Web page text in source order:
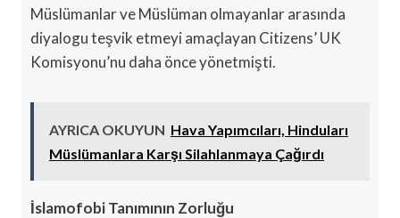
Müslümanlar ve Müslüman olmayanlar arasında
diyalogu teşvik etmeyi amaçlayan Citizens’ UK
Komisyonu’nu daha önce yönetmişti.
AYRICA OKUYUN Hava Yapımcıları, Hinduları
Müslümanlara Karşı Silahlanmaya Çağırdı
İslamofobi Tanımının Zorluğu